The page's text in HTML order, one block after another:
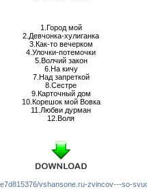
1.Город мой
2.Девчонка-хулиганка
3.Как-то вечерком
4.Улочки-потемочки
5.Волчий закон
6.На кичу
7.Над запреткой
8.Сестре
9.Карточный дом
10.Корешок мой Вовка
11.Любви дурман
12.Воля
vshansone.ru-zvincov---so-